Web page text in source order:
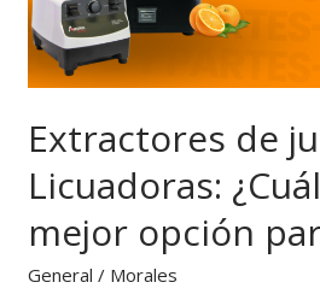
Extractores de
Licuadoras:
mejor opción
General / Morales
la
mejor
opción
para